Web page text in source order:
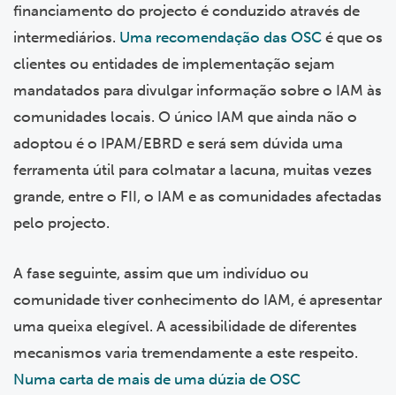
financiamento do projecto é conduzido através de
intermediários. Uma recomendação das OSC é que os
clientes ou entidades de implementação sejam
mandatados para divulgar informação sobre o IAM às
comunidades locais. O único IAM que ainda não o
adoptou é o IPAM/EBRD e será sem dúvida uma
ferramenta útil para colmatar a lacuna, muitas vezes
grande, entre o FII, o IAM e as comunidades afectadas
pelo projecto.
A fase seguinte, assim que um indivíduo ou
comunidade tiver conhecimento do IAM, é apresentar
uma queixa elegível. A acessibilidade de diferentes
mecanismos varia tremendamente a este respeito.
Numa carta de mais de uma dúzia de OSC